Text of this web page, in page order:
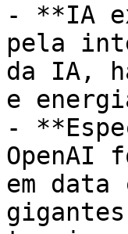
- **IA
pela
da IA,
e
-
OpenAI
em